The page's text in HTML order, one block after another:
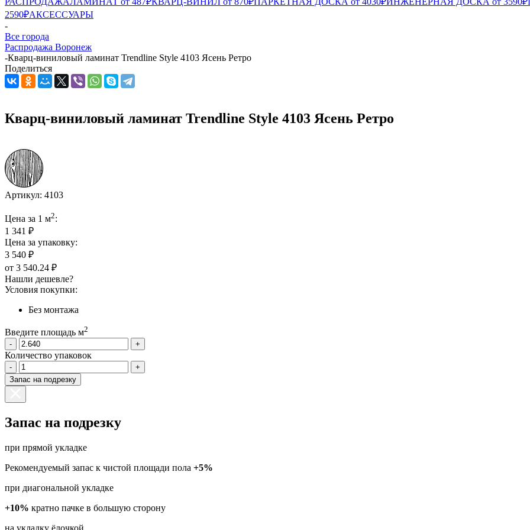
2590₽АКСЕССУАРЫ
-
Все города
Распродажа Воронеж
-Кварц-виниловый ламинат Trendline Style 4103 Ясень Ретро
Поделиться
Кварц-виниловый ламинат Trendline Style 4103 Ясень Ретро
Артикул: 4103
Цена за 1 м2:
1 341 ₽
Цена за упаковку:
3 540 ₽
от 3 540.24 ₽
Нашли дешевле?
Условия покупки:
Без монтажа
Введите площадь м2
-
+
Количество упаковок
-
+
Запас на подрезку
Запас на подрезку
при прямой укладке
Рекомендуемый запас к чистой площади пола +5%
при диагональной укладке
+10% кратно пачке в большую сторону